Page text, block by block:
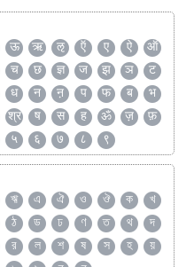
ऊ ऋ ऌ ऍ ए ऐ
ऑ
च छ ज्ञ ज झ ञ
ट
ध न ऩ प फ ब
भ
श्र ष स ह ॐ ज़
फ़
५ ६ ७ ८ ९
ঋ এ ঐ ও ঔ ক
খ
ঠ ড ঢ ণ ত থ
দ
র ল শ ষ স হ
য়